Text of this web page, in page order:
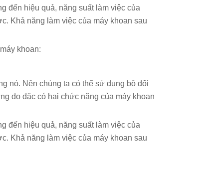
đến hiệu quả, năng suất làm việc của
Khả năng làm việc của máy khoan sau
khoan:
nó. Nên chúng ta có thể sử dụng bộ đổi
do đặc có hai chức năng của máy khoan
đến hiệu quả, năng suất làm việc của
Khả năng làm việc của máy khoan sau